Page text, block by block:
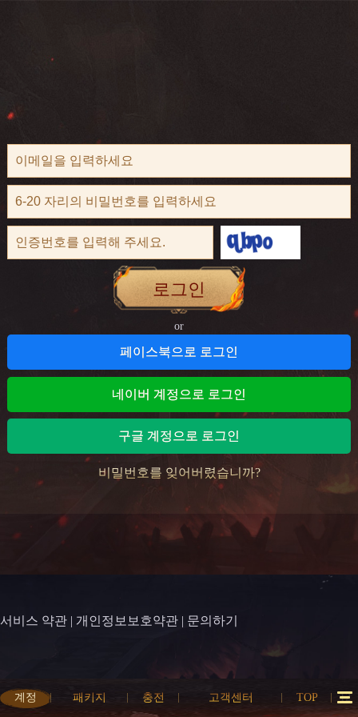
로그인
or
페이스북으로 로그인
네이버 계정으로 로그인
구글 계정으로 로그인
비밀번호를 잊어버렸습니까?
서비스 약관 | 개인정보보호약관 | 문의하기
계정 패키지 충전 고객센터 TOP 12